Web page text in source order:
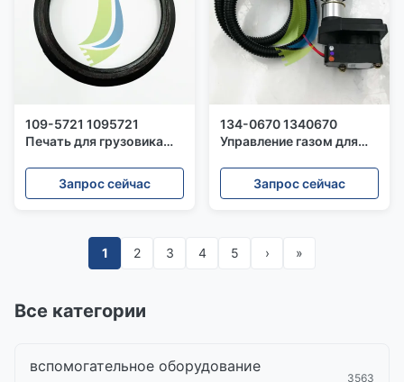
109-5721 1095721
Печать для грузовика
Запрос сейчас
134-0670 1340670
Управление газом для
Запрос сейчас
1 2 3 4 5 › »
Все категории
вспомогательное оборудование
3563